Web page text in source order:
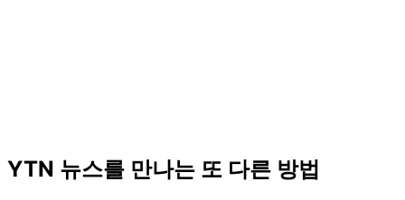
YTN 뉴스를 만나는 또 다른 방법